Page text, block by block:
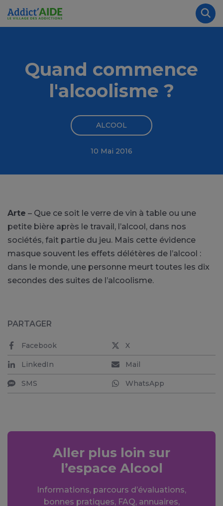
Aller au contenu principal
Quand commence
l'alcoolisme ?
ALCOOL
10 Mai 2016
Arte – Que ce soit le verre de vin à table ou une
petite bière après le travail, l’alcool, dans nos
sociétés, fait partie du jeu. Mais cette évidence
masque souvent les effets délétères de l’alcool :
dans le monde, une personne meurt toutes les dix
secondes des suites de l’alcoolisme.
PARTAGER
Facebook X
LinkedIn Mail
SMS WhatsApp
Aller plus loin sur
l’espace Alcool
Informations, parcours d’évaluations,
bonnes pratiques, FAQ, annuaires,
Panneau de gestion des cookies